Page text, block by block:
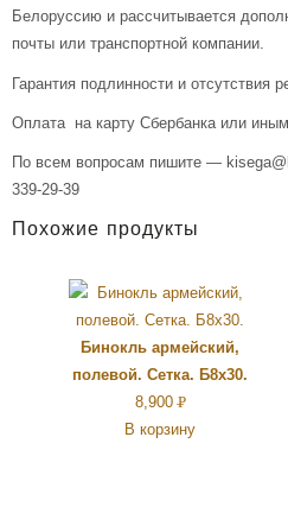
Белоруссию и рассчитывается
почты или транспортной компании.
Гарантия подлинности и отсутствия
Оплата на карту Сбербанка или
По всем вопросам пишите —
339-29-39
Похожие продукты
Бинокль армейский,
полевой. Сетка. Б8х30.
8,900Р
УБ.
В корзину